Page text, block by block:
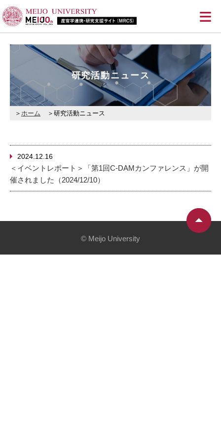
≡
研究活動ニュース
ホーム 研究活動ニュース
2024.12.16
＜イベントレポート＞「第1回C-DAMカンファレンス」が開
催されました（2024/12/10）
© Meijo University